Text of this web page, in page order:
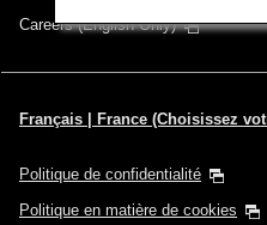
Careers (English Only)
Français | France (Choisissez
Politique de confidentialité
Politique en matière de cookies